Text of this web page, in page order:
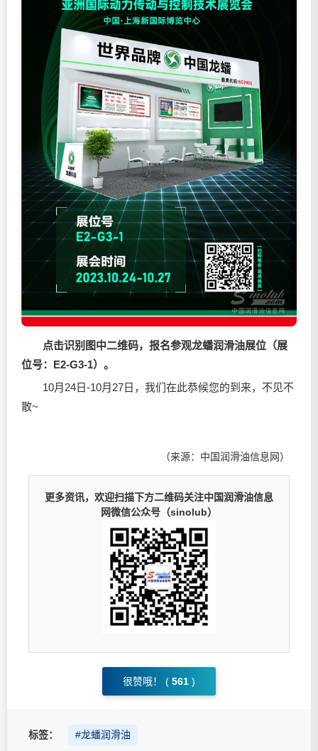
点击识别图中二维码，报名参观龙蟠润滑油展位（展
位号：E2-G3-1）。
10月24日-10月27日，我们在此恭候您的到来，不见不
散~
（来源：中国润滑油信息网）
更多资讯，欢迎扫描下方二维码关注中国润滑油信息
网微信公众号（sinolub）
很赞哦！ ( 561 )
标签： #龙蟠润滑油